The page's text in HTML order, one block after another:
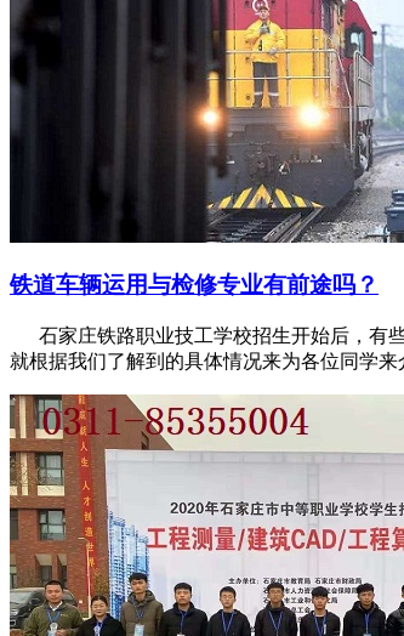
铁道车辆运用与检修专业有前途吗？
石家庄铁路职业技工学校招生开始后，有
就根据我们了解到的具体情况来为各位同学